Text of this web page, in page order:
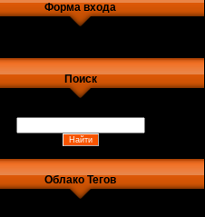
Форма входа
Поиск
Облако Тегов